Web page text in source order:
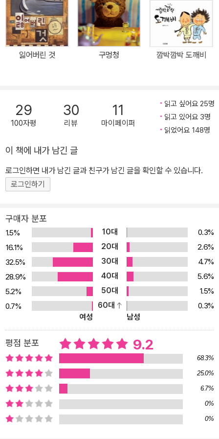
잃어버린 것 구멍청 깜박깜박 도깨비
29
100자평
30
리뷰
11
마이페이퍼
읽고 싶어요 25명
읽고 있어요 3명
읽었어요 148명
이 책에 내가 남긴 글
로그인하면 내가 남긴 글과 친구가 남긴 글을 확인할 수 있습니다.
로그인하기
구매자 분포
1.5% 10대
0.3%
16.1%
20대
2.6%
32.5%
30대
4.7%
28.9%
40대
5.6%
5.2%
50대
1.5%
0.7%
60대
0.3%
여성
남성
평점 분포 9.2
68.3%
25.0%
6.7%
0%
0%